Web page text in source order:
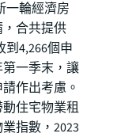
一輪經濟房
合共提供
到4,266個申
一季末，讓
作出考慮。
住宅物業租
指數，2023